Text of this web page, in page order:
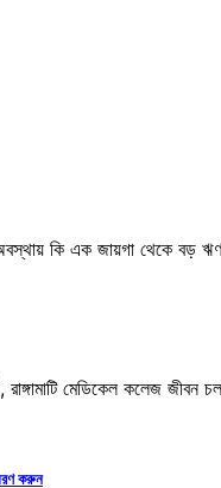
অবস্থায় কি এক জায়গা থেকে বড়
রাঙ্গামাটি মেডিকেল কলেজ
করুন